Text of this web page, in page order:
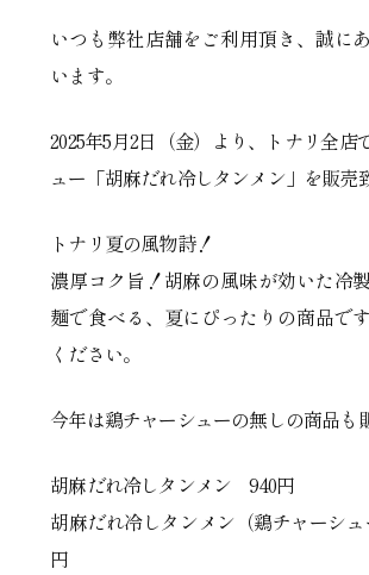
いつも弊社店舗をご利用頂き、誠に
います。
2025年5月2日（金）より、トナリ全店
ュー「胡麻だれ冷しタンメン」を販売
トナリ夏の風物詩！
濃厚コク旨！胡麻の風味が効いた冷
麺で食べる、夏にぴったりの商品で
ください。
今年は鶏チャーシューの無しの商品も
胡麻だれ冷しタンメン 940円
胡麻だれ冷しタンメン（鶏チャーシ
円